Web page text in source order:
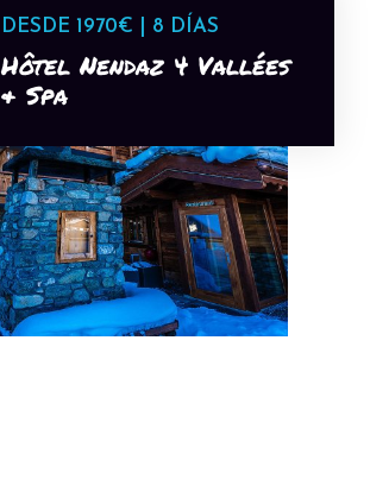
DESDE 1970€ | 8 DÍAS
Hôtel Nendaz 4 Vallées
& Spa